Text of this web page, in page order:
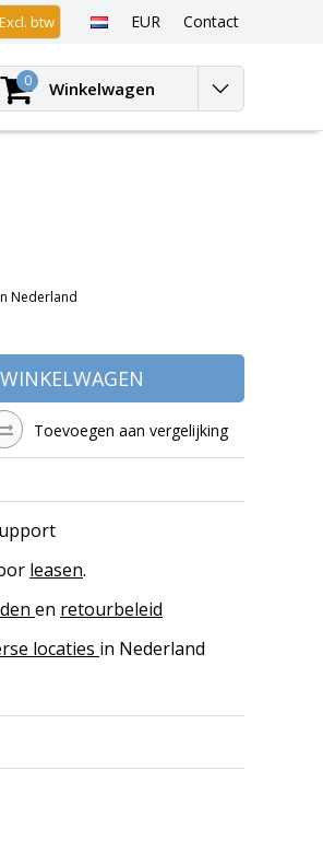
Excl. btw EUR Contact
Inloggen
0 Winkelwagen
Nederland
Toevoegen aan vergelijking
leasen.
en retourbeleid
locaties in Nederland